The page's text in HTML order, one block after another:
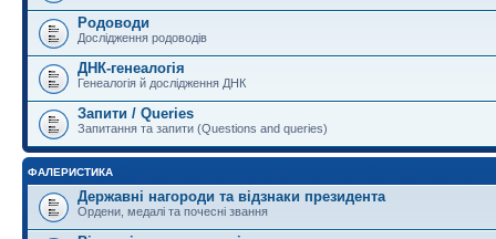
Родоводи
Дослідження родоводів
ДНК-генеалогія
Генеалогія й дослідження ДНК
Запити / Queries
Запитання та запити (Questions and queries)
ФАЛЕРИСТИКА
Державні нагороди та відзнаки президента
Ордени, медалі та почесні звання